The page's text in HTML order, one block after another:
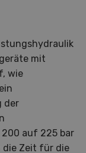
mit
wie
der
auf 225 bar
die Zeit für die